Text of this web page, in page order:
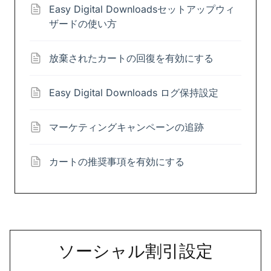
Easy Digital Downloadsセットアップウィ
ザードの使い方
放棄されたカートの回復を有効にする
Easy Digital Downloads ログ保持設定
マーケティングキャンペーンの追跡
カートの推奨事項を有効にする
ソーシャル割引設定